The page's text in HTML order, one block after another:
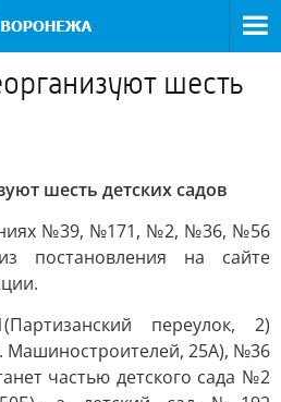
шесть
шесть детских садов
№39, №171, №2, №36, №56
постановления на сайте
переулок, 2)
Машиностроителей, 25А), №36
частью детского сада №2